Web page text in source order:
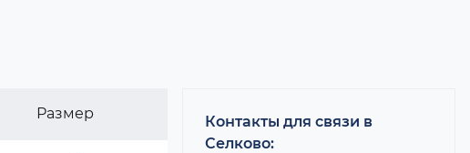
Размер
Контакты для связи в
Селково: